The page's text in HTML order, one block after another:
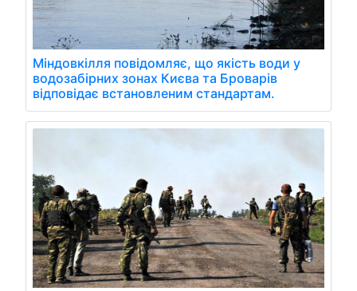
Міндовкілля повідомляє, що якість води у
водозабірних зонах Києва та Броварів
відповідає встановленим стандартам.